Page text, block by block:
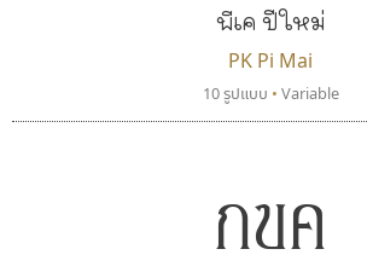
พีเค ปีใหม่
PK Pi Mai
10 รูปแบบ • Variable
กขค